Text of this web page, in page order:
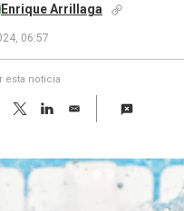
Enrique Arrillaga
06:57
esta noticia
T
w
t
t
e
L
k
E
i